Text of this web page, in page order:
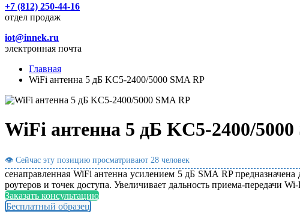
+7 (812) 250-44-16
отдел продаж
iot@innek.ru
электронная почта
Главная
WiFi антенна 5 дБ KC5-2400/5000 SMA RP
WiFi антенна 5 дБ KC5-2400/5000
👁 Сейчас эту позицию просматривают 28 человек
сенаправленная WiFi антенна усилением 5 дБ SMA RP
роутеров и точек доступа. Увеличивает дальность приема-передачи
Заказать консультацию
Бесплатный образец